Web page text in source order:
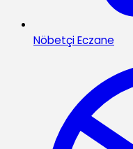
Nöbetçi Eczane